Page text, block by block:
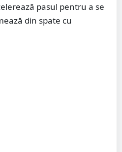
pasul pentru a se
din spate cu